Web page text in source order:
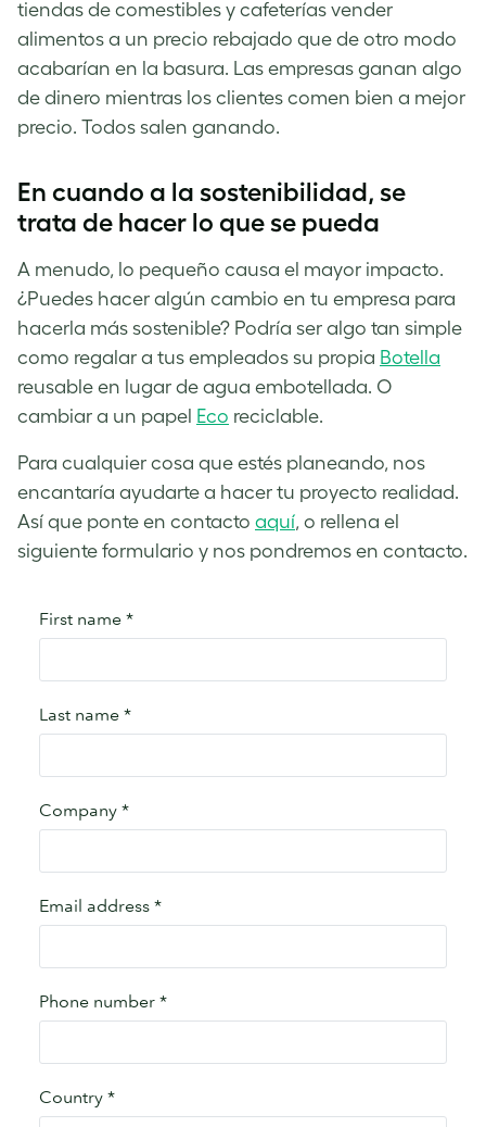
tiendas de comestibles y cafeterías vender
alimentos a un precio rebajado que de otro modo
acabarían en la basura. Las empresas ganan algo
de dinero mientras los clientes comen bien a mejor
precio. Todos salen ganando.
En cuando a la sostenibilidad, se
trata de hacer lo que se pueda
A menudo, lo pequeño causa el mayor impacto.
¿Puedes hacer algún cambio en tu empresa para
hacerla más sostenible? Podría ser algo tan simple
como regalar a tus empleados su propia Botella
reusable en lugar de agua embotellada. O
cambiar a un papel Eco reciclable.
Para cualquier cosa que estés planeando, nos
encantaría ayudarte a hacer tu proyecto realidad.
Así que ponte en contacto aquí, o rellena el
siguiente formulario y nos pondremos en contacto.